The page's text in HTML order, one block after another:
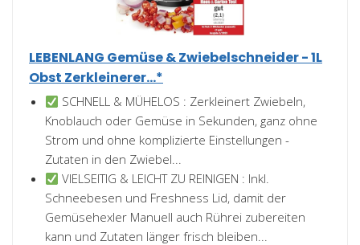
LEBENLANG Gemüse & Zwiebelschneider - 1L
Obst Zerkleinerer...*
SCHNELL & MÜHELOS : Zerkleinert Zwiebeln,
Knoblauch oder Gemüse in Sekunden, ganz ohne
Strom und ohne komplizierte Einstellungen -
Zutaten in den Zwiebel...
VIELSEITIG & LEICHT ZU REINIGEN : Inkl.
Schneebesen und Freshness Lid, damit der
Gemüsehexler Manuell auch Rührei zubereiten
kann und Zutaten länger frisch bleiben...